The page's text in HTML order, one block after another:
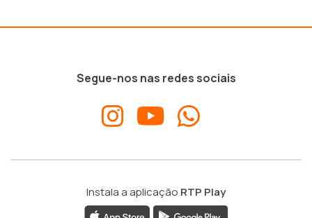
Segue-nos nas redes sociais
Instala a aplicação RTP Play